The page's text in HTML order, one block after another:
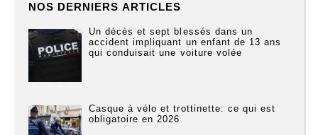
NOS DERNIERS ARTICLES
Un décès et sept blessés dans un
accident impliquant un enfant de 13 ans
qui conduisait une voiture volée
Casque à vélo et trottinette: ce qui est
obligatoire en 2026